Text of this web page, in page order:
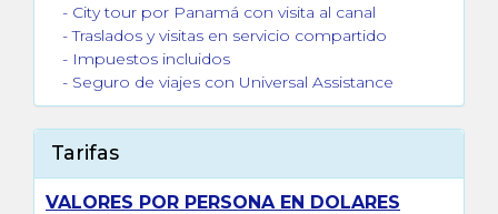
- City tour por Panamá con visita al canal
- Traslados y visitas en servicio compartido
- Impuestos incluidos
- Seguro de viajes con Universal Assistance
Tarifas
VALORES POR PERSONA EN DOLARES